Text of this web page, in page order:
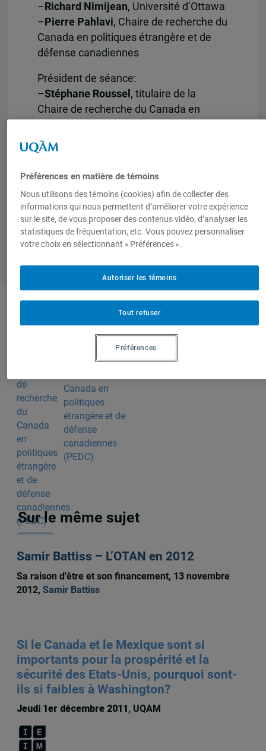
– Richard Nimijean, Université d’Ottawa
– Pierre Pahlavi, Chaire de recherche du
Canada en politiques étrangère et de
défense canadiennes
Président de séance:
–Stéphane Roussel , titulaire de la
Chaire de recherche du Canada en
canadiennes
De 12h30 à 14
Produit par
Chaire de
Canada en
politiques
étrangère et de
défense
canadiennes
(PEDC)
Sur le même sujet
Samir Battiss – L’OTAN en 2012
Sa raison d'être et son financement, 13 novembre
2012, Samir Battiss
Si le Canada et le Mexique sont si
importants pour la prospérité et la
sécurité des Etats-Unis, pourquoi sont-
ils si faibles à Washington?
Jeudi 1er décembre 2011 , UQAM
Préférences en matière de témoins
Nous utilisons des témoins (cookies) afin de collecter des
informations qui nous permettent d’améliorer votre expérience
sur le site, de vous proposer des contenus vidéo, d’analyser les
statistiques de fréquentation, etc. Vous pouvez personnaliser
votre choix en sélectionnant « Préférences ».
Tout refuser
Autoriser les témoins
Préférences